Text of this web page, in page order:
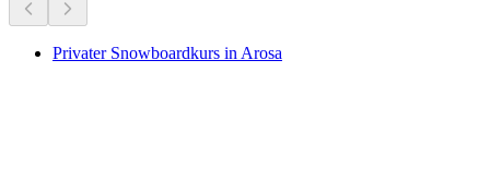
Privater Snowboardkurs in Arosa